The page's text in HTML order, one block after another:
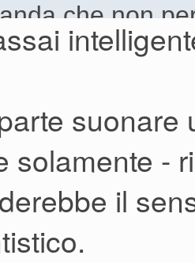
che non
tecnica.
complessità
qualche parte
di musica
suonare
solamente -
il